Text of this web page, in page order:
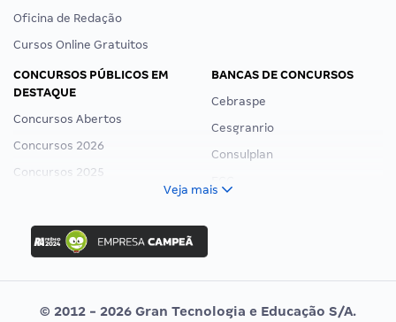
Oficina de Redação
Cursos Online Gratuitos
CONCURSOS PÚBLICOS EM
DESTAQUE
Concursos Abertos
Concursos 2026
Concursos 2025
Concurso Ibama
Concurso MPU
Editais publicados
BANCAS DE CONCURSOS
Cebraspe
Cesgranrio
Consulplan
Vunesp
Veja mais
© 2012 - 2026 Gran Tecnologia e Educação S/A.